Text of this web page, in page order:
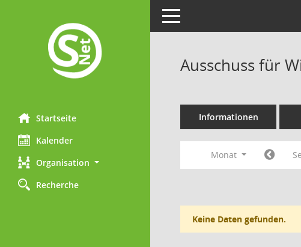
Startseite
Kalender
Organisation
Recherche
Toggle navigation
Ausschuss für
Informationen
Monat
Keine Daten gefunden.